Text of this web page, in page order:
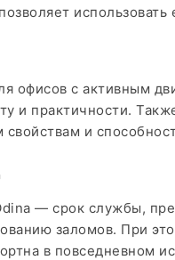
офисов с активным
и практичности.
и
— срок службы,
заломов. При
в повседневном